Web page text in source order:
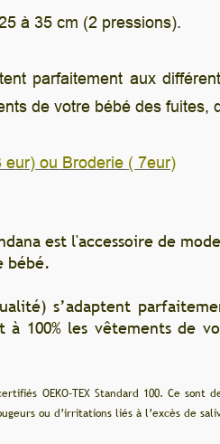
phases
régurgitations et de la
indispensable
aux différentes phases
bébé des fuites, des
matériaux respectueux de